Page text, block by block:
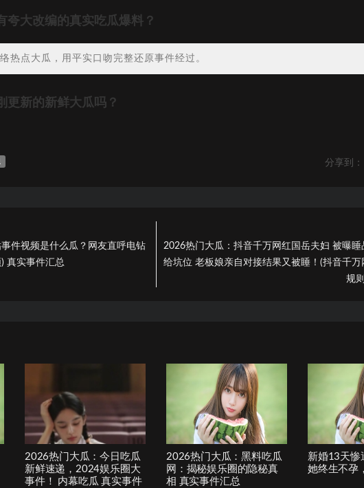
夸大改编的真实吃瓜爆料？
热点大瓜，用平实口吻完整还原事件经过。
更新的新鲜大瓜吗？
分享到：
件视频是什么瓜？网友直呼电钻
真实事件汇总
2026热门大瓜：抖音千万网红国岳夫妇 被曝睡
给坑位 老板娘亲自对接结果又被睡！(抖音千
规
2026热门大瓜：今日吃瓜
新鲜速递，2024娱乐圈大
事件！ 内幕吃瓜 真实事件
2026热门大瓜：黑料吃瓜
网：揭秘娱乐圈的隐秘真
相 真实事件汇总
新婚13天惨
她终生不孕